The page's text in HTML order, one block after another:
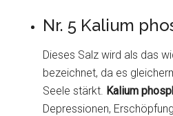
Nr. 5 Kalium
Dieses Salz wird als das
bezeichnet, da es
Seele stärkt. Kalium
Depressionen,